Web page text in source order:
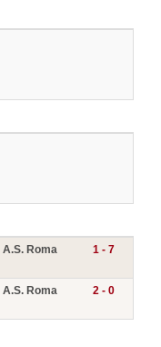
A.S. Roma 1 - 7
A.S. Roma 2 - 0